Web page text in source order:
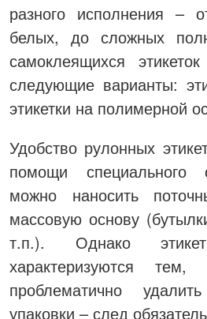
разного исполнения –
белых, до сложных
самоклеящихся
следующие варианты:
этикетки на полимерной
Удобство рулонных
помощи специального
можно наносить
массовую основу
т.п.). Однако
характеризуются
проблематично
упаковки – след